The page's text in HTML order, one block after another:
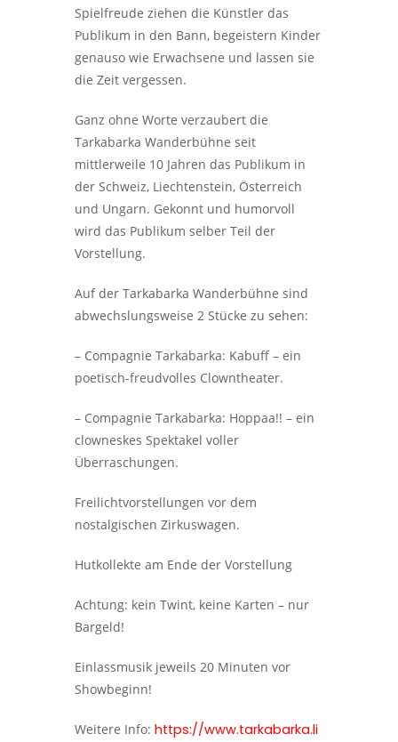
Spielfreude ziehen die Künstler das
Publikum in den Bann, begeistern Kinder
genauso wie Erwachsene und lassen sie
die Zeit vergessen.
Ganz ohne Worte verzaubert die
Tarkabarka Wanderbühne seit
mittlerweile 10 Jahren das Publikum in
der Schweiz, Liechtenstein, Österreich
und Ungarn. Gekonnt und humorvoll
wird das Publikum selber Teil der
Vorstellung.
Auf der Tarkabarka Wanderbühne sind
abwechslungsweise 2 Stücke zu sehen:
– Compagnie Tarkabarka: Kabuff – ein
poetisch-freudvolles Clowntheater.
– Compagnie Tarkabarka: Hoppaa!! – ein
clowneskes Spektakel voller
Überraschungen.
Freilichtvorstellungen vor dem
nostalgischen Zirkuswagen.
Hutkollekte am Ende der Vorstellung
Achtung: kein Twint, keine Karten – nur
Bargeld!
Einlassmusik jeweils 20 Minuten vor
Showbeginn!
Weitere Info: https://www.tarkabarka.li